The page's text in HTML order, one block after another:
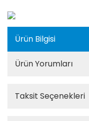
Ürün Bilgisi
Ürün Yorumları
Taksit Seçenekleri